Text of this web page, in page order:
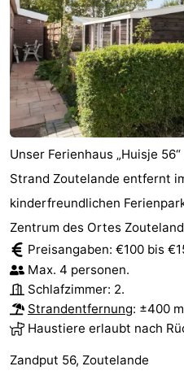
Unser Ferienhaus „Huisje
Strand Zoutelande entfernt
kinderfreundlichen
Zentrum des Ortes
Preisangaben: €100 bis
Max. 4 personen.
Schlafzimmer: 2.
Strandentfernung: ±400
Haustiere erlaubt nach
Zandput 56, Zoutelande